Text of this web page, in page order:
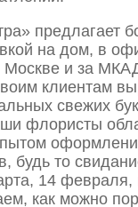
предлагает
на дом, в
Москве и за
клиентам
свежих
флористы
будь то
14
как можно